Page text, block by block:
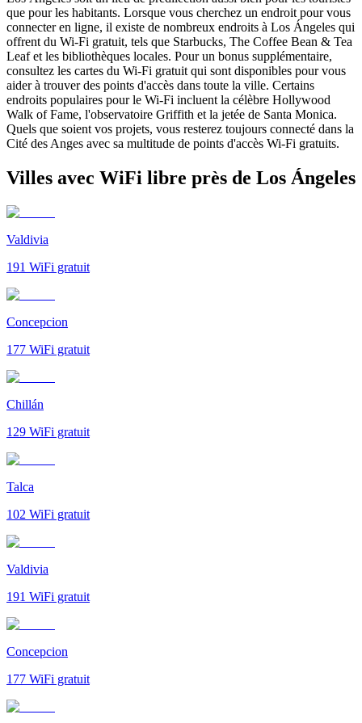
que pour les habitants. Lorsque vous cherchez un endroit pour vous
connecter en ligne, il existe de nombreux endroits à Los Ángeles qui
offrent du Wi-Fi gratuit, tels que Starbucks, The Coffee Bean & Tea
Leaf et les bibliothèques locales. Pour un bonus supplémentaire,
consultez les cartes du Wi-Fi gratuit qui sont disponibles pour vous
aider à trouver des points d'accès dans toute la ville. Certains
endroits populaires pour le Wi-Fi incluent la célèbre Hollywood
Walk of Fame, l'observatoire Griffith et la jetée de Santa Monica.
Quels que soient vos projets, vous resterez toujours connecté dans la
Cité des Anges avec sa multitude de points d'accès Wi-Fi gratuits.
Villes avec WiFi libre près de Los Ángeles
Valdivia
191 WiFi gratuit
Concepcion
177 WiFi gratuit
Chillán
129 WiFi gratuit
Talca
102 WiFi gratuit
Valdivia
191 WiFi gratuit
Concepcion
177 WiFi gratuit